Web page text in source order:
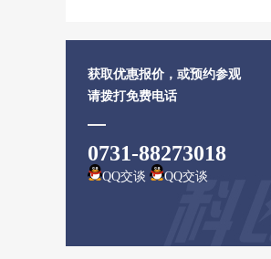
获取优惠报价，或预约参观
请拨打免费电话
0731-88273018
QQ交谈 QQ交谈